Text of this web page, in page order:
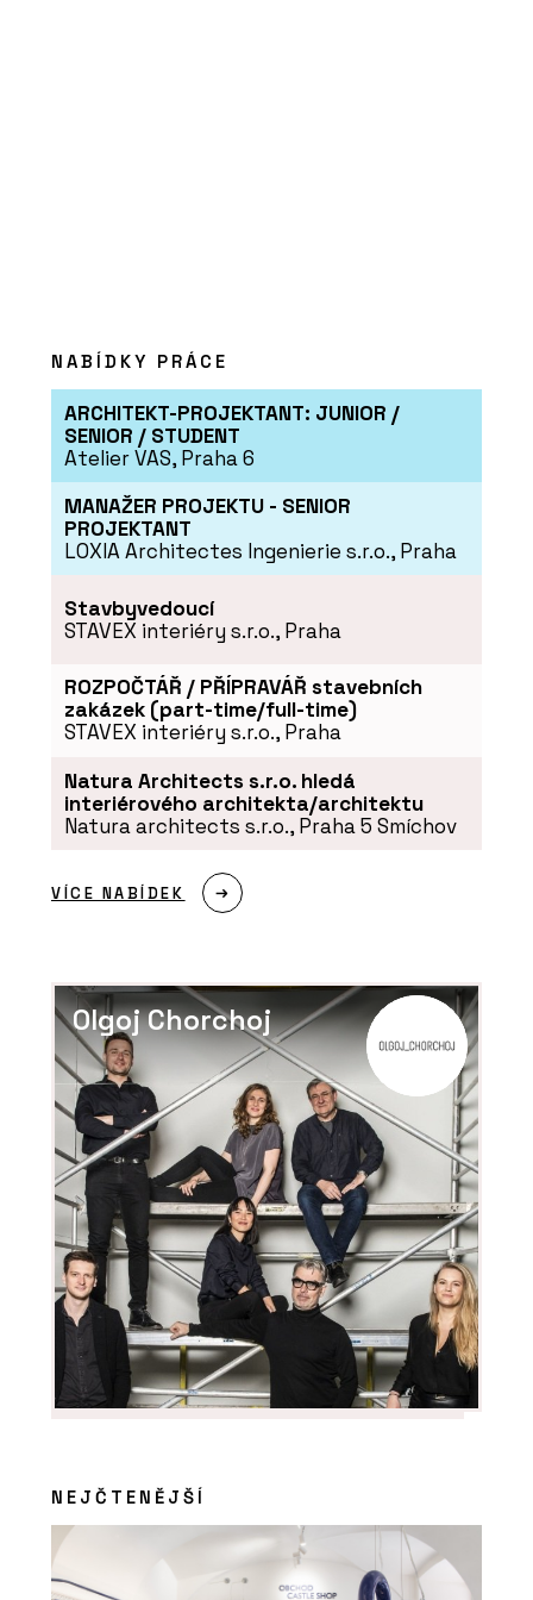
ČLÁNKY
ho mít taky kde adekvátně
prezentovat,“ říká Jakub Huráb z LD
Seating. Firma z Boskovic má nový
Seating
PRODUKTY
Pracovní židle Arcus - LD Seating
NABÍDKY PRÁCE
ARCHITEKT-PROJEKTANT: JUNIOR /
SENIOR / STUDENT
Atelier VAS, Praha 6
MANAŽER PROJEKTU - SENIOR
PROJEKTANT
LOXIA Architectes Ingenierie s.r.o., Praha
Stavbyvedoucí
STAVEX interiéry s.r.o., Praha
ROZPOČTÁŘ / PŘÍPRAVÁŘ stavebních
zakázek (part-time/full-time)
STAVEX interiéry s.r.o., Praha
Natura Architects s.r.o. hledá
interiérového architekta/architektu
Natura architects s.r.o., Praha 5 Smíchov
VÍCE NABÍDEK
Olgoj Chorchoj
NEJČTENĚJŠÍ